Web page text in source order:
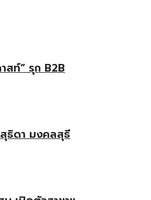
สท์” รุก B2B
สุธิดา มงคลสุธี